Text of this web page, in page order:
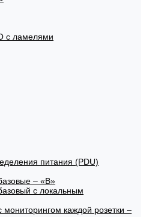
с ламелями
питания (PDU)
– «В»
с локальным
мониторингом каждой розетки –